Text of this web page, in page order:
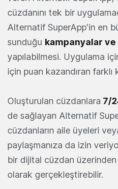
cüzdanını tek bir
Alternatif SuperApp'in en
sunduğu kampanyalar ve
yapılabilmesi. Uygulama
için puan kazandıran farklı
Oluşturulan cüzdanlara 7/
de sağlayan Alternatif
cüzdanların aile üyeleri
paylaşmanıza da izin
bir dijital cüzdan üzerinden
olarak gerçekleştirebilir.